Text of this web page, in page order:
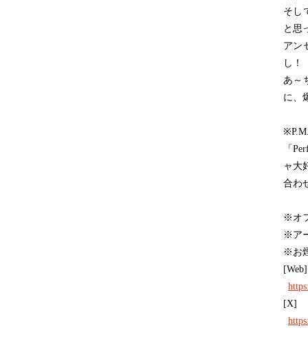
そし
と思
アン
し！
あ～
に、
「
ャ大
合わ
※オ
※ア
※お
[Web]
[X]